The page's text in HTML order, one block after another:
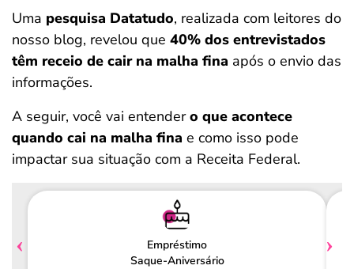
Uma pesquisa Datatudo, realizada com leitores do
nosso blog, revelou que 40% dos entrevistados
têm receio de cair na malha fina após o envio das
informações.
A seguir, você vai entendero que acontece
quando cai na malha fina e como isso pode
impactar sua situação com a Receita Federal.
Empréstimo
Saque-Aniversário